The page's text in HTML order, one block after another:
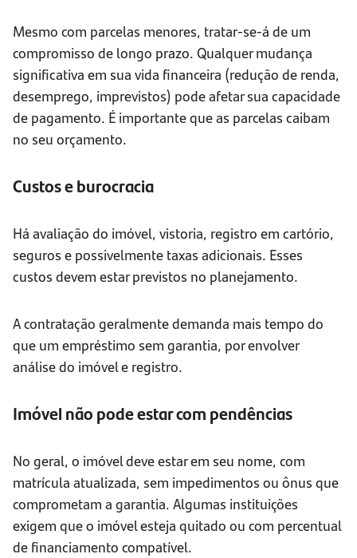
Mesmo com parcelas menores, tratar-se-á de um
compromisso de longo prazo. Qualquer mudança
significativa em sua vida financeira (redução de renda,
desemprego, imprevistos) pode afetar sua capacidade
de pagamento. É importante que as parcelas caibam
no seu orçamento.
Custos e burocracia
Há avaliação do imóvel, vistoria, registro em cartório,
seguros e possivelmente taxas adicionais. Esses
custos devem estar previstos no planejamento.
A contratação geralmente demanda mais tempo do
que um empréstimo sem garantia, por envolver
análise do imóvel e registro.
Imóvel não pode estar com pendências
No geral, o imóvel deve estar em seu nome, com
matrícula atualizada, sem impedimentos ou ônus que
comprometam a garantia. Algumas instituições
exigem que o imóvel esteja quitado ou com percentual
de financiamento compatível.